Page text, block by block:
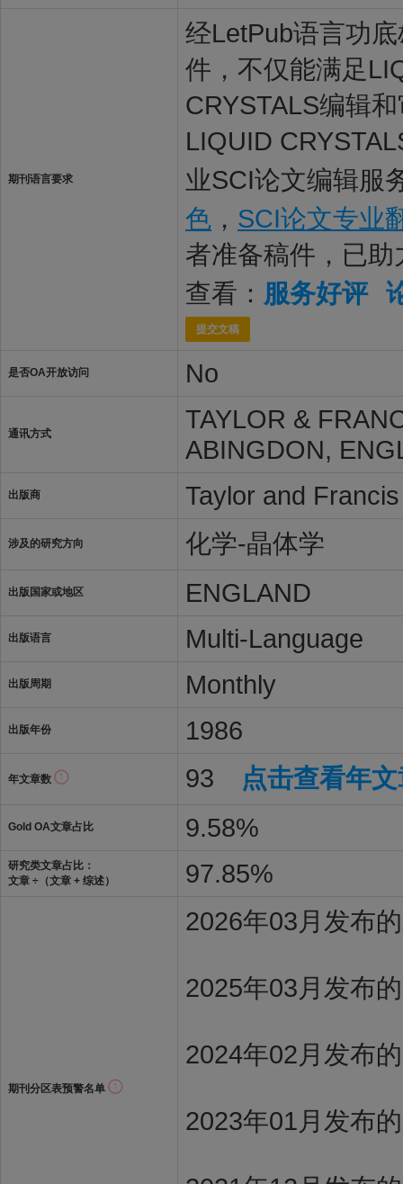
期刊语言要求
经LetPub语言功
件，不仅能满足
CRYSTALS编辑
LIQUID
业SCI论文编辑服
色 ， SCI论文专业
者准备稿件，已
查看： 服务好评
提交文稿
是否OA开放访问 No
通讯方式
TAYLOR &
ABINGDON,
出版商 Taylor and
涉及的研究方向 化学-晶体学
出版国家或地区 ENGLAND
出版语言 Multi-Language
出版周期 Monthly
出版年份 1986
年文章数 93 点击查看年
Gold OA文章占比 9.58%
研究类文章占比：
文章 ÷（文章 + 综述）
97.85%
期刊分区表预警名单
2026年03月发布
2025年03月发布
2024年02月发布
2023年01月发布